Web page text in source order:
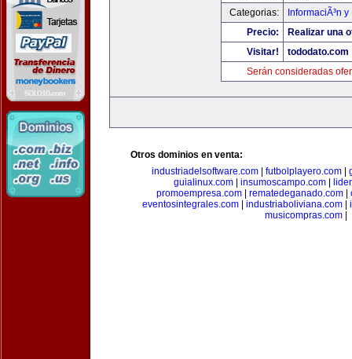
Categorias:
InformaciÃ³n
Precio:
Realizar una
Visitar!
tododato.com
Serán consideradas
Otros dominios en venta:
industriadelsoftware.com| futbolplayero.com|
guialinux.com
insumoscampo.com
promoempresa.com| rematedeganado.com|
eventosintegrales.com| industriaboliviana.com|
musicompras.com|